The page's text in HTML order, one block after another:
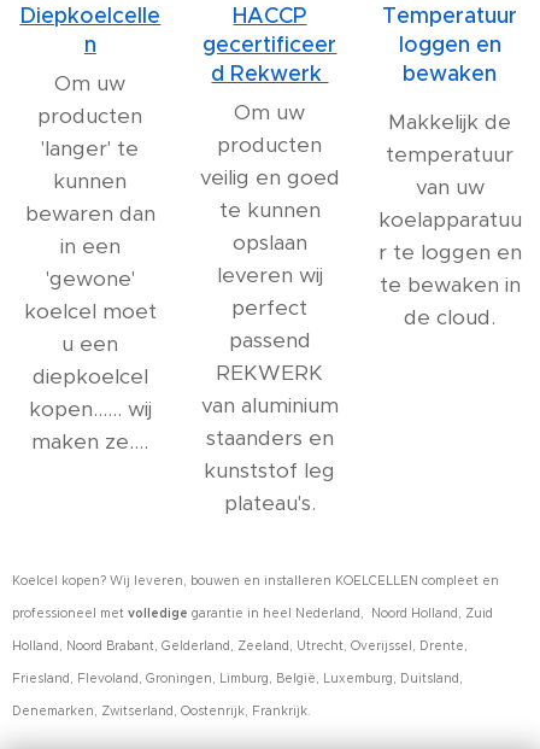
Diepkoelcelle
n
Om uw
producten
'langer' te
kunnen
bewaren dan
in een
'gewone'
koelcel moet
u een
diepkoelcel
kopen...... wij
maken ze....
HACCP
gecertificeer
d Rekwerk
Om uw
producten
veilig en goed
te kunnen
opslaan
leveren wij
perfect
passend
REKWERK
van aluminium
staanders en
kunststof leg
plateau's.
Temperatuur
loggen en
bewaken
Makkelijk de
temperatuur
van uw
koelapparatuu
r te loggen en
te bewaken in
de cloud.
Koelcel kopen? Wij leveren, bouwen en installeren KOELCELLEN compleet en
professioneel met volledige garantie in heel Nederland, Noord Holland, Zuid
Holland, Noord Brabant, Gelderland, Zeeland, Utrecht, Overijssel, Drente,
Friesland, Flevoland, Groningen, Limburg, België, Luxemburg, Duitsland,
Denemarken, Zwitserland, Oostenrijk, Frankrijk.